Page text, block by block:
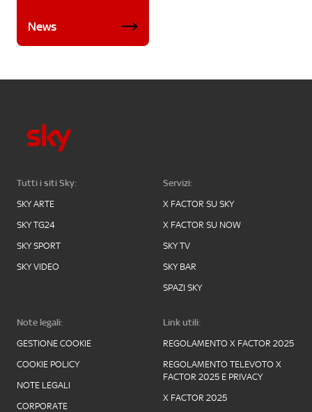
News
Tutti i siti Sky:
SKY ARTE
SKY TG24
SKY SPORT
SKY VIDEO
Servizi:
X FACTOR SU SKY
X FACTOR SU NOW
SKY TV
SKY BAR
SPAZI SKY
Note legali:
GESTIONE COOKIE
COOKIE POLICY
NOTE LEGALI
CORPORATE
Link utili:
REGOLAMENTO X FACTOR 2025
REGOLAMENTO TELEVOTO X
FACTOR 2025 E PRIVACY
X FACTOR 2025